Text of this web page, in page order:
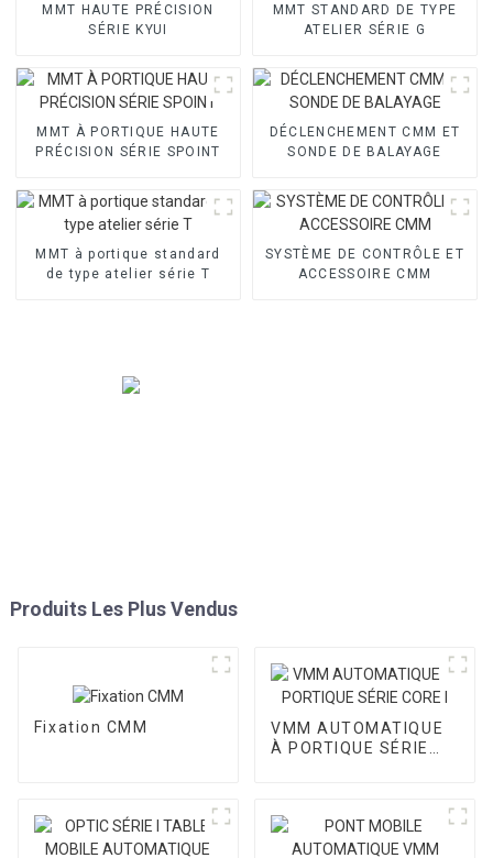
MMT HAUTE PRÉCISION
SÉRIE KYUI
MMT STANDARD DE TYPE
ATELIER SÉRIE G
MMT À PORTIQUE HAUTE
PRÉCISION SÉRIE SPOINT
DÉCLENCHEMENT CMM ET
SONDE DE BALAYAGE
MMT à portique standard
de type atelier série T
SYSTÈME DE CONTRÔLE ET
ACCESSOIRE CMM
Produits Les Plus Vendus
Fixation CMM
VMM AUTOMATIQUE
À PORTIQUE SÉRIE